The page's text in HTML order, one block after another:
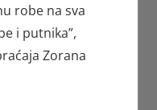
robe na sva
i putnika”,
Zorana